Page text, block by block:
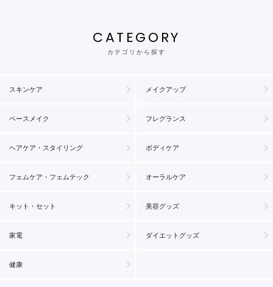
CATEGORY
カテゴリから探す
スキンケア メイクアップ
ベースメイク フレグランス
ヘアケア・スタイリング ボディケア
フェムケア・フェムテック オーラルケア
キット・セット 美容グッズ
家電 ダイエットグッズ
健康